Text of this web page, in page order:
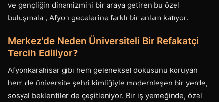
ve gençliğin dinamizmini bir araya getiren bu özel
buluşmalar, Afyon gecelerine farklı bir anlam katıyor.
Merkez'de Neden Üniversiteli Bir Refakatçi
Tercih Ediliyor?
Afyonkarahisar gibi hem geleneksel dokusunu koruyan
hem de üniversite şehri kimliğiyle modernleşen bir yerde,
sosyal beklentiler de çeşitleniyor. Bir iş yemeğinde, özel